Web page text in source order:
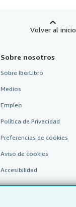
Volver al inicio
Sobre nosotros
Sobre IberLibro
Medios
Empleo
Política de Privacidad
Preferencias de cookies
Aviso de cookies
Accesibilidad